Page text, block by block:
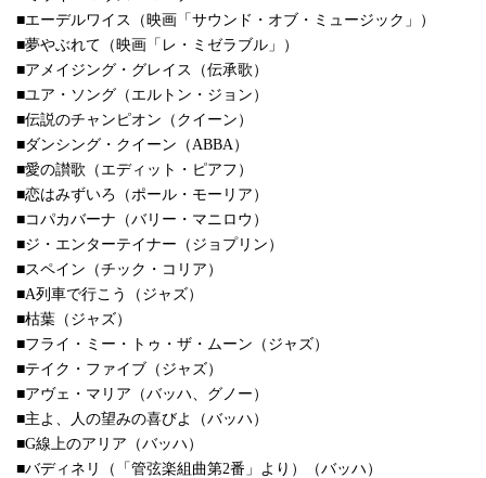
■エーデルワイス（映画「サウンド・オブ・ミュージック」）
■夢やぶれて（映画「レ・ミゼラブル」）
■アメイジング・グレイス（伝承歌）
■ユア・ソング（エルトン・ジョン）
■伝説のチャンピオン（クイーン）
■ダンシング・クイーン（ABBA）
■愛の讃歌（エディット・ピアフ）
■恋はみずいろ（ポール・モーリア）
■コパカバーナ（バリー・マニロウ）
■ジ・エンターテイナー（ジョプリン）
■スペイン（チック・コリア）
■A列車で行こう（ジャズ）
■枯葉（ジャズ）
■フライ・ミー・トゥ・ザ・ムーン（ジャズ）
■テイク・ファイブ（ジャズ）
■アヴェ・マリア（バッハ、グノー）
■主よ、人の望みの喜びよ（バッハ）
■G線上のアリア（バッハ）
■バディネリ（「管弦楽組曲第2番」より）（バッハ）